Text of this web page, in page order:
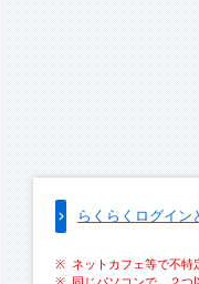
らくらくログイン
ネットカフェ等で不特